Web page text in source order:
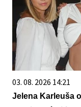
03. 08. 2026 14:21
Jelena Karleuša